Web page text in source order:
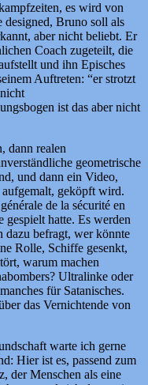
es wird von
designed, Bruno soll als
aber nicht beliebt. Er
Coach zugeteilt, die
und ihn Episches
Auftreten: “er strotzt
ist das aber nicht
dann realen
geometrische
und dann ein Video,
geköpft wird.
de la sécurité en
gespielt hatte. Es werden
dazu befragt, wer könnte
Rolle, Schiffe gesenkt,
warum machen
Ultralinke oder
für Satanisches.
das Vernichtende von
warte ich gerne
Hier ist es, passend zum
der Menschen als eine